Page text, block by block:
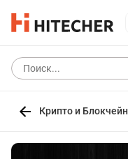
Крипто и Блокчейн